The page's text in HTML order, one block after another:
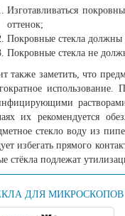
Изготавливаться
оттенок;
Покровные стекла должны
Покровные стекла не
также заметить, что
их рекомендуется
стекло воду из
избегать прямого
стёкла подлежат
ДЛЯ МИКРОСКОПОВ